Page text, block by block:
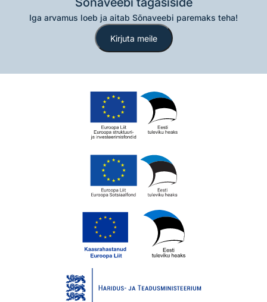
Iga arvamus loeb ja aitab Sõnaveebi paremaks teha!
Kirjuta meile